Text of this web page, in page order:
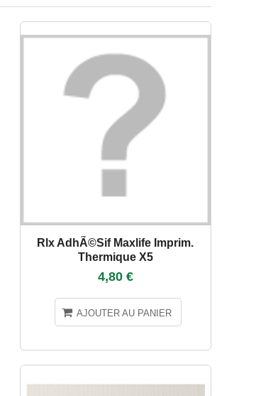
Rlx AdhÃ©sif Maxlife Imprim.
Thermique X5
4,80 €
AJOUTER AU PANIER